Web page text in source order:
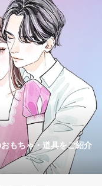
もちゃ・道具をご紹介